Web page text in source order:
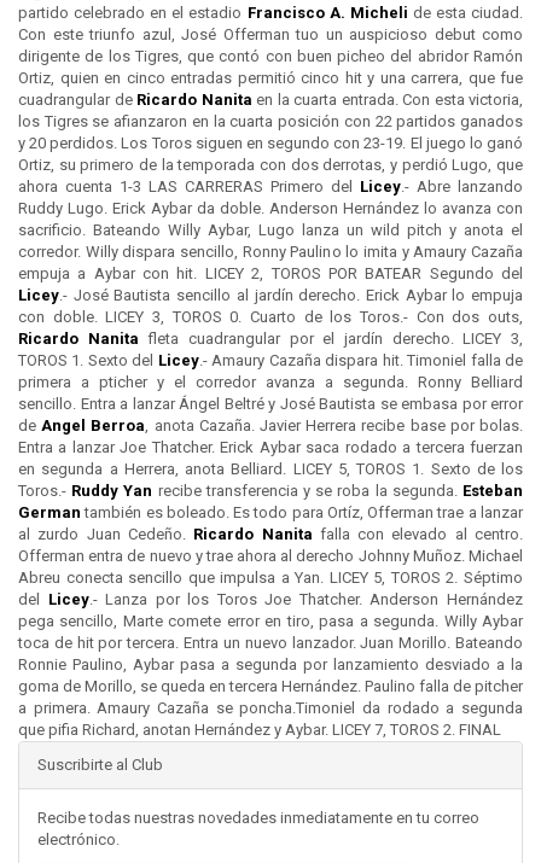
partido celebrado en el estadio Francisco A. Micheli de esta ciudad.
Con este triunfo azul, José Offerman tuo un auspicioso debut como
dirigente de los Tigres, que contó con buen picheo del abridor Ramón
Ortiz, quien en cinco entradas permitió cinco hit y una carrera, que fue
cuadrangular de Ricardo Nanita en la cuarta entrada. Con esta victoria,
los Tigres se afianzaron en la cuarta posición con 22 partidos ganados
y 20 perdidos. Los Toros siguen en segundo con 23-19. El juego lo ganó
Ortiz, su primero de la temporada con dos derrotas, y perdió Lugo, que
ahora cuenta 1-3 LAS CARRERAS Primero del Licey.- Abre lanzando
Ruddy Lugo. Erick Aybar da doble. Anderson Hernández lo avanza con
sacrificio. Bateando Willy Aybar, Lugo lanza un wild pitch y anota el
corredor. Willy dispara sencillo, Ronny Paulino lo imita y Amaury Cazaña
empuja a Aybar con hit. LICEY 2, TOROS POR BATEAR Segundo del
Licey.- José Bautista sencillo al jardín derecho. Erick Aybar lo empuja
con doble. LICEY 3, TOROS 0. Cuarto de los Toros.- Con dos outs,
Ricardo Nanita fleta cuadrangular por el jardín derecho. LICEY 3,
TOROS 1. Sexto del Licey.- Amaury Cazaña dispara hit. Timoniel falla de
primera a pticher y el corredor avanza a segunda. Ronny Belliard
sencillo. Entra a lanzar Ángel Beltré y José Bautista se embasa por error
deAngel Berroa, anota Cazaña. Javier Herrera recibe base por bolas.
Entra a lanzar Joe Thatcher. Erick Aybar saca rodado a tercera fuerzan
en segunda a Herrera, anota Belliard. LICEY 5, TOROS 1. Sexto de los
Toros.- Ruddy Yan recibe transferencia y se roba la segunda. Esteban
German también es boleado. Es todo para Ortíz, Offerman trae a lanzar
al zurdo Juan Cedeño. Ricardo Nanita falla con elevado al centro.
Offerman entra de nuevo y trae ahora al derecho Johnny Muñoz. Michael
Abreu conecta sencillo que impulsa a Yan. LICEY 5, TOROS 2. Séptimo
del Licey.- Lanza por los Toros Joe Thatcher. Anderson Hernández
pega sencillo, Marte comete error en tiro, pasa a segunda. Willy Aybar
toca de hit por tercera. Entra un nuevo lanzador. Juan Morillo. Bateando
Ronnie Paulino, Aybar pasa a segunda por lanzamiento desviado a la
goma de Morillo, se queda en tercera Hernández. Paulino falla de pitcher
a primera. Amaury Cazaña se poncha.Timoniel da rodado a segunda
que pifia Richard, anotan Hernández y Aybar. LICEY 7, TOROS 2. FINAL
Suscribirte al Club
Recibe todas nuestras novedades inmediatamente en tu correo
electrónico.